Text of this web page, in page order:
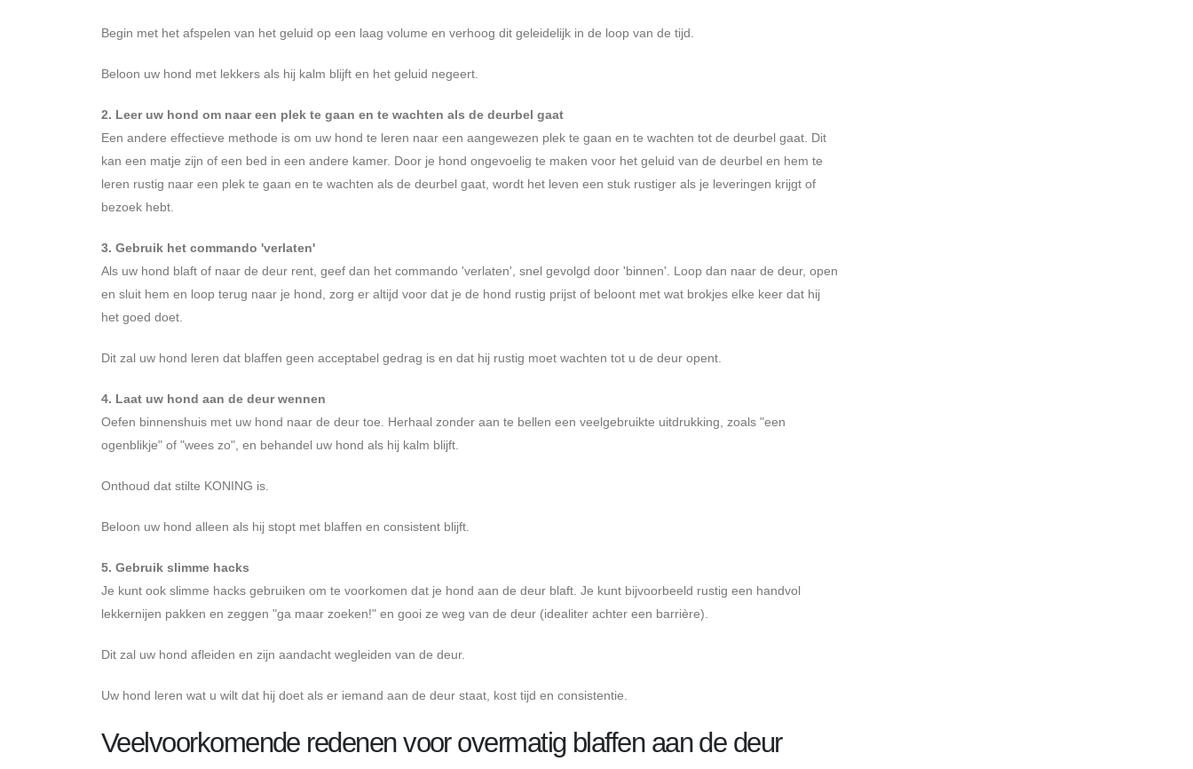
Begin met het afspelen van het geluid op een laag volume en verhoog dit geleidelijk in de loop van de tijd.
Beloon uw hond met lekkers als hij kalm blijft en het geluid negeert.
2. Leer uw hond om naar een plek te gaan en te wachten als de deurbel gaat
Een andere effectieve methode is om uw hond te leren naar een aangewezen plek te gaan en te wachten tot de deurbel gaat. Dit
kan een matje zijn of een bed in een andere kamer. Door je hond ongevoelig te maken voor het geluid van de deurbel en hem te
leren rustig naar een plek te gaan en te wachten als de deurbel gaat, wordt het leven een stuk rustiger als je leveringen krijgt of
bezoek hebt.
3. Gebruik het commando 'verlaten'
Als uw hond blaft of naar de deur rent, geef dan het commando 'verlaten', snel gevolgd door 'binnen'. Loop dan naar de deur, open
en sluit hem en loop terug naar je hond, zorg er altijd voor dat je de hond rustig prijst of beloont met wat brokjes elke keer dat hij
het goed doet.
Dit zal uw hond leren dat blaffen geen acceptabel gedrag is en dat hij rustig moet wachten tot u de deur opent.
4. Laat uw hond aan de deur wennen
Oefen binnenshuis met uw hond naar de deur toe. Herhaal zonder aan te bellen een veelgebruikte uitdrukking, zoals "een
ogenblikje" of "wees zo", en behandel uw hond als hij kalm blijft.
Onthoud dat stilte KONING is.
Beloon uw hond alleen als hij stopt met blaffen en consistent blijft.
5. Gebruik slimme hacks
Je kunt ook slimme hacks gebruiken om te voorkomen dat je hond aan de deur blaft. Je kunt bijvoorbeeld rustig een handvol
lekkernijen pakken en zeggen "ga maar zoeken!" en gooi ze weg van de deur (idealiter achter een barrière).
Dit zal uw hond afleiden en zijn aandacht wegleiden van de deur.
Uw hond leren wat u wilt dat hij doet als er iemand aan de deur staat, kost tijd en consistentie.
Veelvoorkomende redenen voor overmatig blaffen aan de deur